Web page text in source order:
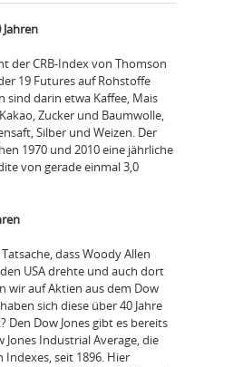
der CRB-Index von Thomson
19 Futures auf Rohstoffe
sind darin etwa Kaffee, Mais
Zucker und Baumwolle,
Silber und Weizen. Der
1970 und 2010 eine jährliche
von gerade einmal 3,0
dass Woody Allen
USA drehte und auch dort
wir auf Aktien aus dem Dow
sich diese über 40 Jahre
Den Dow Jones gibt es bereits
Jones Industrial Average, die
Indexes, seit 1896. Hier